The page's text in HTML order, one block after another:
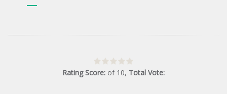
Rating Score: of 10, Total Vote: